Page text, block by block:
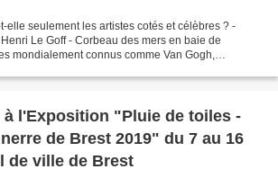
elle seulement les artistes cotés et célèbres ? -
Le Goff - Corbeau des mers en baie de
mondialement connus comme Van Gogh,
à l'Exposition "Pluie de toiles -
de Brest 2019" du 7 au 16
de ville de Brest